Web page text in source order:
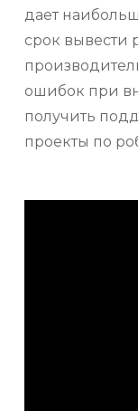
дает
срок вывести
ошибок при
получить
проекты по